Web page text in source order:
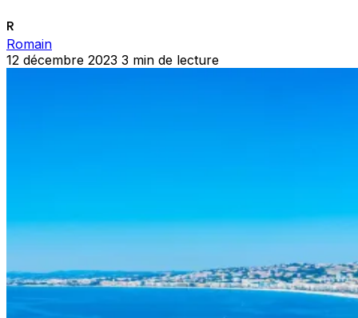
R
Romain
12 décembre 2023 3 min de lecture